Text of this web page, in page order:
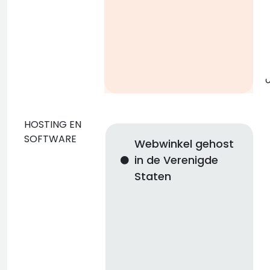
HOSTING EN
SOFTWARE
Webwinkel gehost
in de Verenigde
Staten